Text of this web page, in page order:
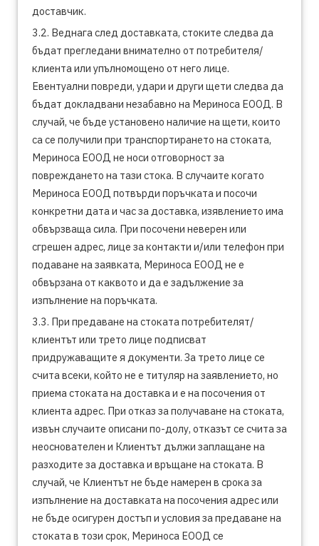
доставчик.
3.2. Веднага след доставката, стоките следва да
бъдат прегледани внимателно от потребителя/
клиента или упълномощено от него лице.
Евентуални повреди, удари и други щети следва да
бъдат докладвани незабавно на Мериноса ЕООД. В
случай, че бъде установено наличие на щети, които
са се получили при транспортирането на стоката,
Мериноса ЕООД не носи отговорност за
повреждането на тази стока. В случаите когато
Мериноса ЕООД потвърди поръчката и посочи
конкретни дата и час за доставка, изявлението има
обвързваща сила. При посочени неверен или
сгрешен адрес, лице за контакти и/или телефон при
подаване на заявката, Мериноса ЕООД не е
обвързана от каквото и да е задължение за
изпълнение на поръчката.
3.3. При предаване на стоката потребителят/
клиентът или трето лице подписват
придружаващите я документи. За трето лице се
счита всеки, който не е титуляр на заявлението, но
приема стоката на доставка и е на посочения от
клиента адрес. При отказ за получаване на стоката,
извън случаите описани по-долу, отказът се счита за
неоснователен и Клиентът дължи заплащане на
разходите за доставка и връщане на стоката. В
случай, че Клиентът не бъде намерен в срока за
изпълнение на доставката на посочения адрес или
не бъде осигурен достъп и условия за предаване на
стоката в този срок, Мериноса ЕООД се